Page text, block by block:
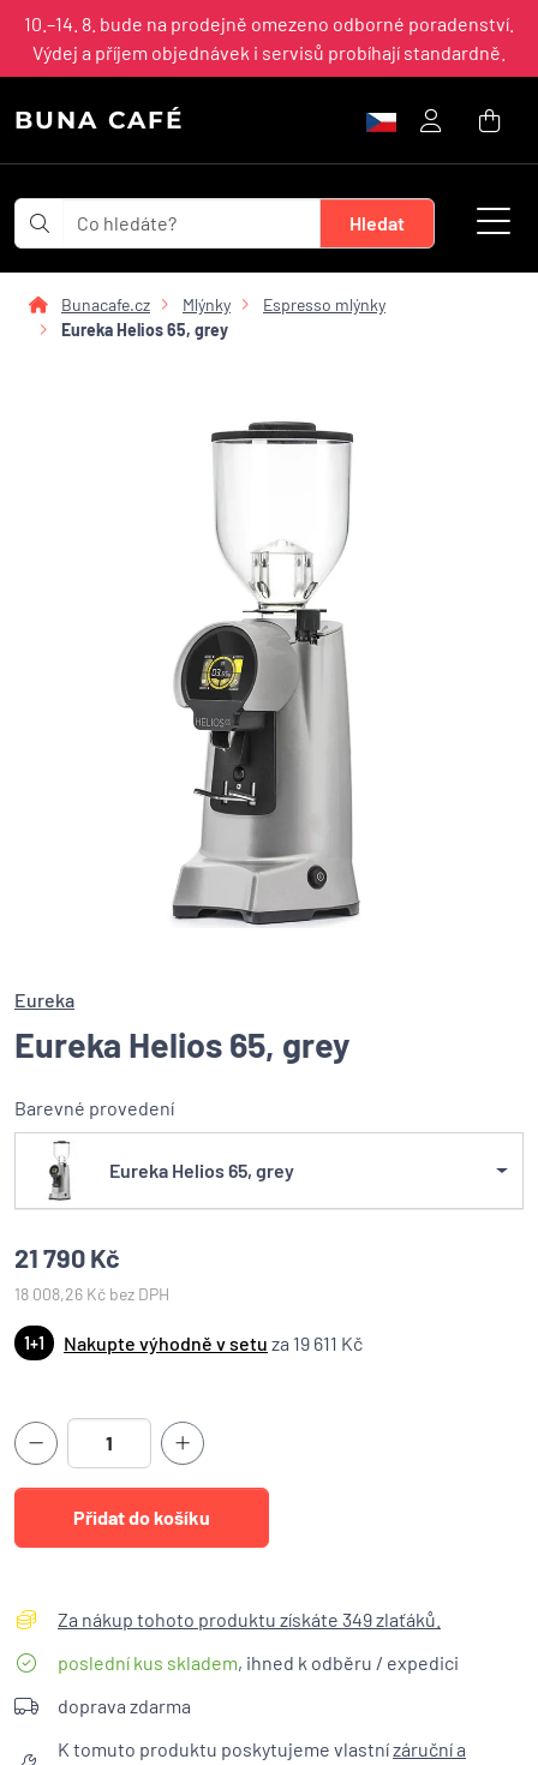
10.–14. 8. bude na prodejně omezeno odborné poradenství.
Výdej a příjem objednávek i servisů probíhají standardně.
BUNA CAFÉ
Bunacafe.cz Mlýnky
Espresso mlýnky
Eureka Helios 65, grey
Eureka
Eureka Helios 65, grey
Barevné provedení
Eureka Helios 65, grey
21 790 Kč
1+1 Nakupte výhodně v setu za 19 611 Kč
18 008,26 Kč bez DPH
Za nákup tohoto produktu získáte 349 zlaťáků.
poslední kus skladem, ihned k odběru / expedici
doprava zdarma
K tomuto produktu poskytujeme vlastnízáruční a